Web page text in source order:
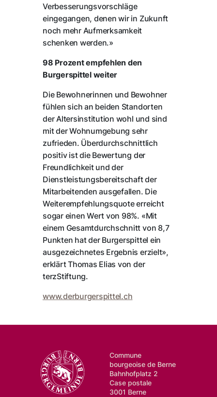
Verbesserungsvorschläge
eingegangen, denen wir in Zukunft
noch mehr Aufmerksamkeit
schenken werden.»
98 Prozent empfehlen den
Burgerspittel weiter
Die Bewohnerinnen und Bewohner
fühlen sich an beiden Standorten
der Altersinstitution wohl und sind
mit der Wohnumgebung sehr
zufrieden. Überdurchschnittlich
positiv ist die Bewertung der
Freundlichkeit und der
Dienstleistungsbereitschaft der
Mitarbeitenden ausgefallen. Die
Weiterempfehlungsquote erreicht
sogar einen Wert von 98%. «Mit
einem Gesamtdurchschnitt von 8,7
Punkten hat der Burgerspittel ein
ausgezeichnetes Ergebnis erzielt»,
erklärt Thomas Elias von der
terzStiftung.
www.derburgerspittel.ch
Commune
bourgeoise de Berne
Bahnhofplatz 2
Case postale
3001 Berne